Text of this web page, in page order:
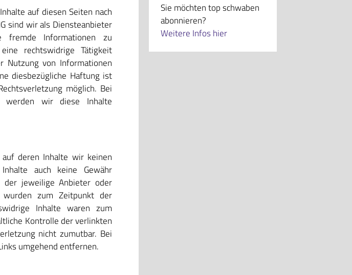
auf diesen Seiten nach
sind wir als Diensteanbieter
fremde Informationen zu
rechtswidrige Tätigkeit
Nutzung von Informationen
diesbezügliche Haftung ist
möglich. Bei
werden wir diese Inhalte
deren Inhalte wir keinen
auch keine Gewähr
jeweilige Anbieter oder
zum Zeitpunkt der
Inhalte waren zum
Kontrolle der verlinkten
nicht zumutbar. Bei
umgehend entfernen.
Sie möchten top schwaben
abonnieren?
Weitere Infos hier